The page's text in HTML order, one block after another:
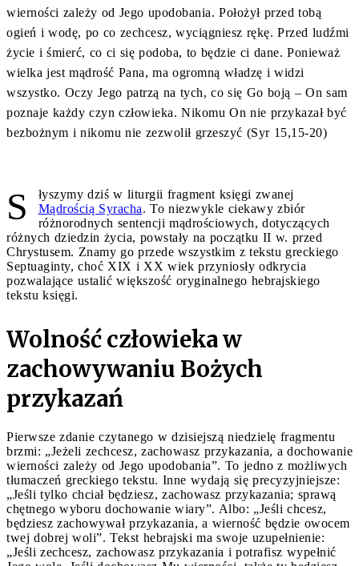
wierności zależy od Jego upodobania. Położył przed tobą
ogień i wodę, po co zechcesz, wyciągniesz rękę. Przed ludźmi
życie i śmierć, co ci się podoba, to będzie ci dane. Ponieważ
wielka jest mądrość Pana, ma ogromną władzę i widzi
wszystko. Oczy Jego patrzą na tych, co się Go boją – On sam
poznaje każdy czyn człowieka. Nikomu On nie przykazał być
bezbożnym i nikomu nie zezwolił grzeszyć (Syr 15,15-20)
S
łyszymy dziś w liturgii fragment księgi zwanej
Mądrością Syracha. To niezwykle ciekawy zbiór
różnorodnych sentencji mądrościowych, dotyczących
różnych dziedzin życia, powstały na początku II w. przed
Chrystusem. Znamy go przede wszystkim z tekstu greckiego
Septuaginty, choć XIX i XX wiek przyniosły odkrycia
pozwalające ustalić większość oryginalnego hebrajskiego
tekstu księgi.
Wolność człowieka w
zachowywaniu Bożych
przykazań
Pierwsze zdanie czytanego w dzisiejszą niedzielę fragmentu
brzmi: „Jeżeli zechcesz, zachowasz przykazania, a dochowanie
wierności zależy od Jego upodobania”. To jedno z możliwych
tłumaczeń greckiego tekstu. Inne wydają się precyzyjniejsze:
„Jeśli tylko chciał będziesz, zachowasz przykazania; sprawą
chętnego wyboru dochowanie wiary”. Albo: „Jeśli chcesz,
będziesz zachowywał przykazania, a wierność będzie owocem
twej dobrej woli”. Tekst hebrajski ma swoje uzupełnienie:
„Jeśli zechcesz, zachowasz przykazania i potrafisz wypełnić